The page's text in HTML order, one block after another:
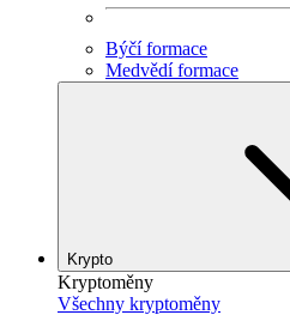
Býčí formace
Medvědí formace
Krypto
Kryptoměny
Všechny kryptoměny